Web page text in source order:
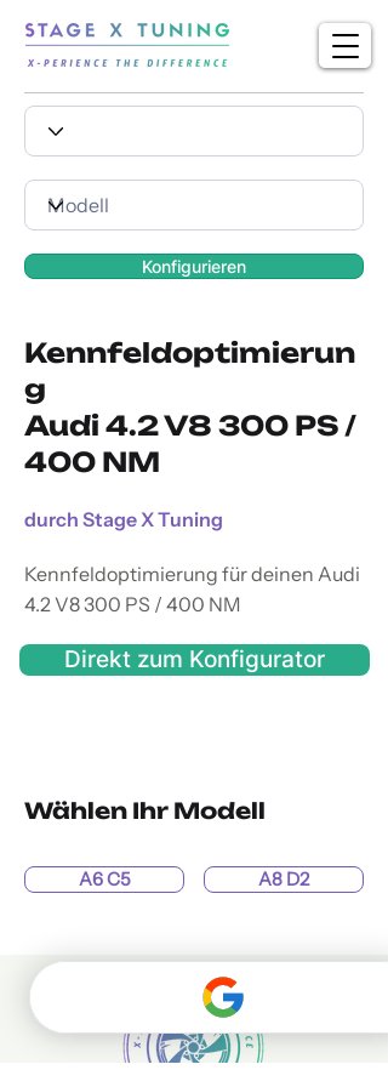
Konfigurieren
Kennfeldoptimierun
g
Audi 4.2 V8 300 PS /
400 NM
durch Stage X Tuning
Kennfeldoptimierung für deinen Audi
4.2 V8 300 PS / 400 NM
Direkt zum Konfigurator
Wählen Ihr Modell
A6 C5 A8 D2